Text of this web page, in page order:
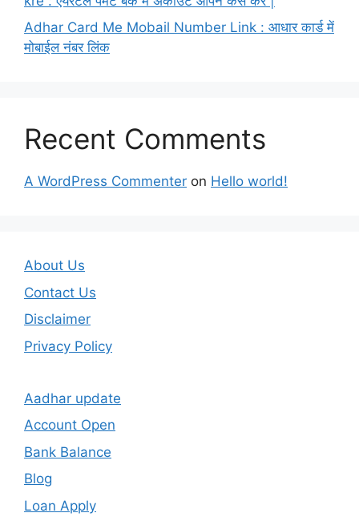
Adhar Card Me Mobail Number Link : आधार कार्ड में
मोबाईल नंबर लिंक
Recent Comments
A WordPress Commenter on Hello world!
About Us
Contact Us
Disclaimer
Privacy Policy
Aadhar update
Account Open
Bank Balance
Blog
Loan Apply